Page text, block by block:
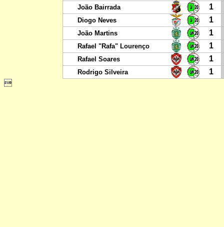
João Bairrada 1
Diogo Neves 1
João Martins 1
Rafael "Rafa" Lourenço 1
Rafael Soares 1
Rodrigo Silveira
1
